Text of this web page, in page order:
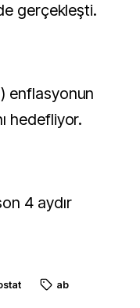
gerçekleşti.
enflasyonun
hedefliyor.
4 aydır
ab